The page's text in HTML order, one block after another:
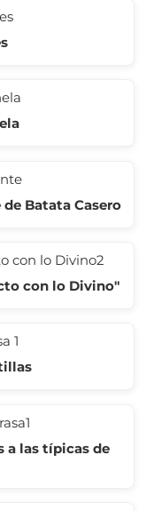
Batata Casero
con lo Divino"
a las típicas de